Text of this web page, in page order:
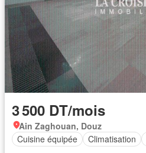
3 500 DT/mois
Ain Zaghouan, Douz
Cuisine équipée
Climatisation